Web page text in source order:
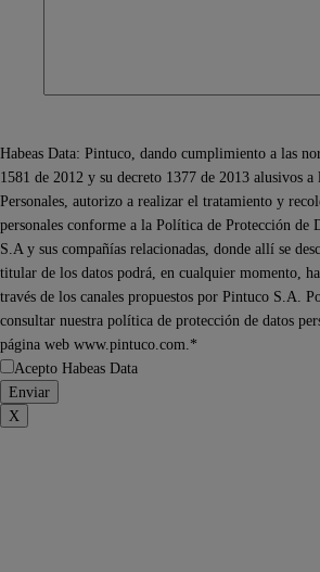
Habeas Data: Pintuco, dando cumplimiento a las
1581 de 2012 y su decreto 1377 de 2013 alusivos
Personales, autorizo a realizar el tratamiento y
personales conforme a la Política de Protección de
S.A y sus compañías relacionadas, donde allí se
titular de los datos podrá, en cualquier momento,
través de los canales propuestos por Pintuco S.A.
consultar nuestra política de protección de datos
página web www.pintuco.com.*
Acepto Habeas Data
X